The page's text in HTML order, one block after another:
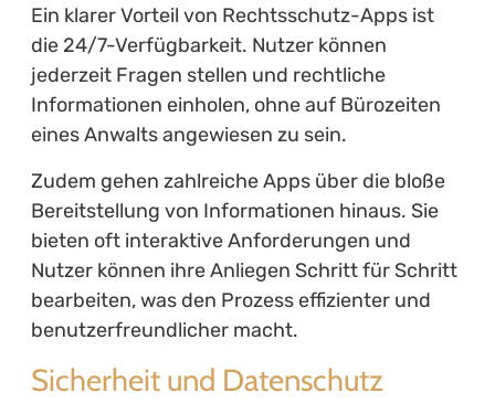
Ein klarer Vorteil von Rechtsschutz-Apps ist
die 24/7-Verfügbarkeit. Nutzer können
jederzeit Fragen stellen und rechtliche
Informationen einholen, ohne auf Bürozeiten
eines Anwalts angewiesen zu sein.
Zudem gehen zahlreiche Apps über die bloße
Bereitstellung von Informationen hinaus. Sie
bieten oft interaktive Anforderungen und
Nutzer können ihre Anliegen Schritt für Schritt
bearbeiten, was den Prozess effizienter und
benutzerfreundlicher macht.
Sicherheit und Datenschutz